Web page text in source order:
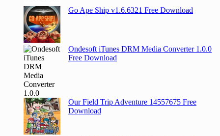
Go Ape Ship v1.6.6321 Free Download
Ondesoft iTunes DRM Media Converter 1.0.0
Free Download
Our Field Trip Adventure 14557675 Free
Download